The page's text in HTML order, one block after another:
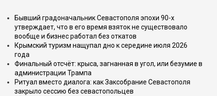
Бывший градоначальник Севастополя эпохи 90-х
утверждает, что в его время взяток не существовало
вообще и бизнес работал без откатов
Крымский туризм нащупал дно к середине июля 2026
года
Финальный отсчёт: крыса, загнанная в угол, или безумие в
администрации Трампа
Ритуал вместо диалога: как Заксобрание Севастополя
закрыло сессию без севастопольцев